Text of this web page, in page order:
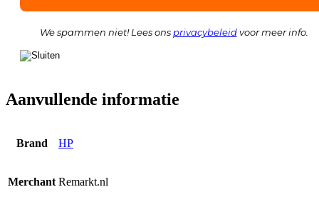
We spammen niet! Lees ons privacybeleidvoor meer info.
Aanvullende informatie
Brand HP
Merchant Remarkt.nl